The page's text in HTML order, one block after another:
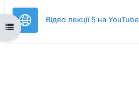
Відкритий покажчик курсу
Відео лекції 5 на YouTube